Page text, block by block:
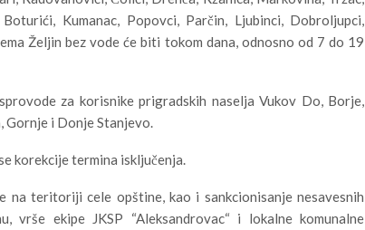
Kumanac, Popovci, Parčin, Ljubinci, Dobroljupci,
Željin bez vode će biti tokom dana, odnosno od 7 do 19
za korisnike prigradskih naselja Vukov Do, Borje,
Gornje i Donje Stanjevo.
korekcije termina isključenja.
na teritoriji cele opštine, kao i sankcionisanje nesavesnih
vrše ekipe JKSP “Aleksandrovac“ i lokalne komunalne